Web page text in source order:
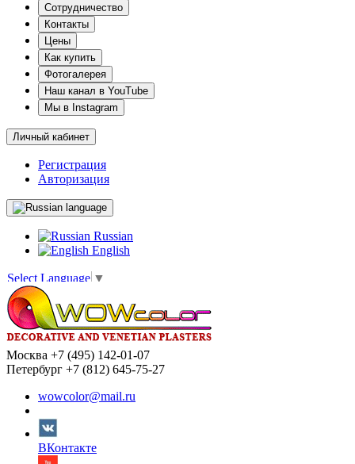
Сотрудничество
Контакты
Цены
Как купить
Фотогалерея
Наш канал в YouTube
Мы в Instagram
Личный кабинет
Регистрация
Авторизация
language
Russian
English
Select Language ▼
Москва +7 (495) 142-01-07
Петербург +7 (812) 645-75-27
wowcolor@mail.ru
ВКонтакте